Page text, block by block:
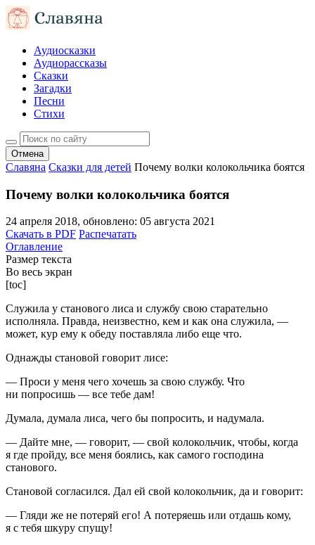
Аудиосказки
Аудиорассказы
Сказки
Загадки
Песни
Стихи
Отмена
Славяна Сказки для детей Почему волки колокольчика боятся
Почему волки колокольчика боятся
24 апреля 2018, обновлено: 05 августа 2021
Скачать в PDF Распечатать
Оглавление
Размер текста
Во весь экран
[toc]
Служила у станового лиса и службу свою старательно
исполняла. Правда, неизвестно, кем и как она служила, —
может, кур ему к обеду поставляла либо еще что.
Однажды становой говорит лисе:
— Проси у меня чего хочешь за свою службу. Что
ни попросишь — все тебе дам!
Думала, думала лиса, чего бы попросить, и надумала.
— Дайте мне, — говорит, — свой колокольчик, чтобы, когда
я где пройду, все меня боялись, как самого господина
станового.
Становой согласился. Дал ей свой колокольчик, да и говорит:
— Гляди же не потеряй его! А потеряешь или отдашь кому,
я с тебя шкуру спущу!